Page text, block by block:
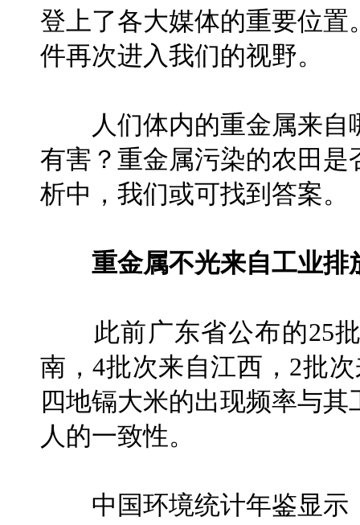
登上了各大媒体的重要位
件再次进入我们的视野。
人们体内的重金属来自
有害？重金属污染的农田
析中，我们或可找到答案。
重金属不光来自工业排
此前广东省公布的25批
南，4批次来自江西，2批
四地镉大米的出现频率与
人的一致性。
中国环境统计年鉴显示